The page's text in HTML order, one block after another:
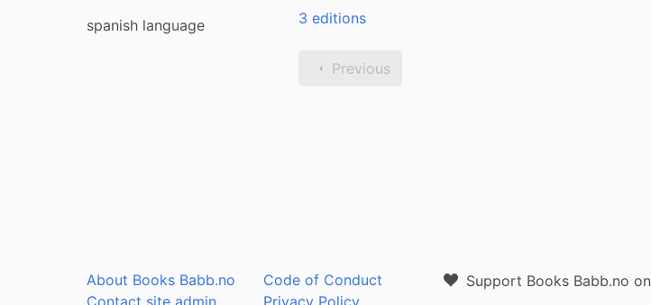
spanish language
3 editions
Previous
About Books Babb.no
Contact site admin
Code of Conduct
Privacy Policy
Support Books Babb.no on